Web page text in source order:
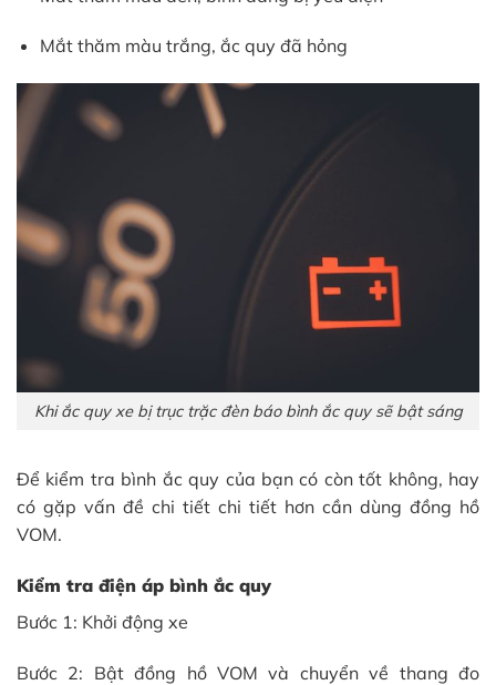
Mắt thăm màu trắng, ắc quy đã hỏng
Khi ắc quy xe bị trục trặc đèn báo bình ắc quy sẽ bật sáng
Để kiểm tra bình ắc quy của bạn có còn tốt không, hay
có gặp vấn đề chi tiết chi tiết hơn cần dùng đồng hồ
VOM.
Kiểm tra điện áp bình ắc quy
Bước 1: Khởi động xe
Bước 2: Bật đồng hồ VOM và chuyển về thang đo